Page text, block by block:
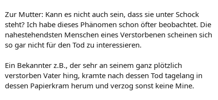
Zur Mutter: Kann es nicht auch sein, dass sie unter Schock
steht? Ich habe dieses Phänomen schon öfter beobachtet. Die
nahestehendsten Menschen eines Verstorbenen scheinen sich
so gar nicht für den Tod zu interessieren.
Ein Bekannter z.B., der sehr an seinem ganz plötzlich
verstorben Vater hing, kramte nach dessen Tod tagelang in
dessen Papierkram herum und verzog sonst keine Mine.